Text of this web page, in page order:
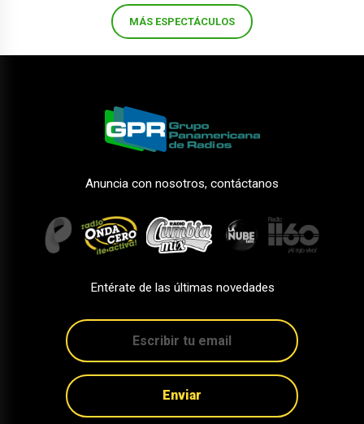
MÁS ESPECTÁCULOS
Anuncia con nosotros, contáctanos
Entérate de las últimas novedades
Enviar